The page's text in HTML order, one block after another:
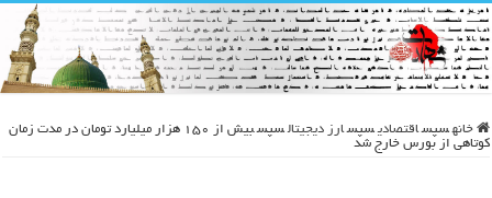
خانه سپس اقتصادی سپس ارز دیجیتال سپس
بیش از ۱۵۰ هزار میلیارد تومان در مدت زمان
کوتاهی از بورس خارج شد